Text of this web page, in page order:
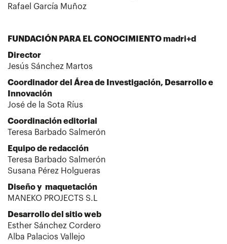
Rafael García Muñoz
FUNDACIÓN PARA EL CONOCIMIENTO madri+d
Director
Jesús Sánchez Martos
Coordinador del Área de Investigación, Desarrollo e
Innovación
José de la Sota Ríus
Coordinación editorial
Teresa Barbado Salmerón
Equipo de redacción
Teresa Barbado Salmerón
Susana Pérez Holgueras
Diseño y maquetación
MANEKO PROJECTS S.L
Desarrollo del sitio web
Esther Sánchez Cordero
Alba Palacios Vallejo